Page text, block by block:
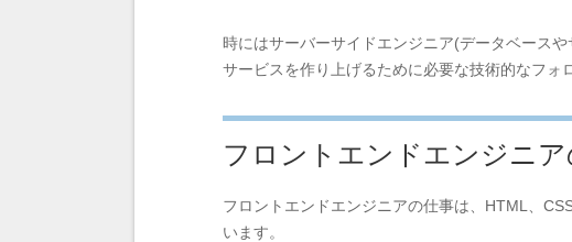
時にはサーバーサイドエンジニア(データベース
サービスを作り上げるために必要な技術的なフォ
フロントエンドエンジニア
フロントエンドエンジニアの仕事は、HTML、
います。